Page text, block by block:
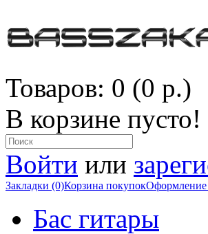
Товаров: 0 (0 р.)
В корзине пусто!
Войти или
Закладки (0)Корзина покупокОформление
Бас гитары